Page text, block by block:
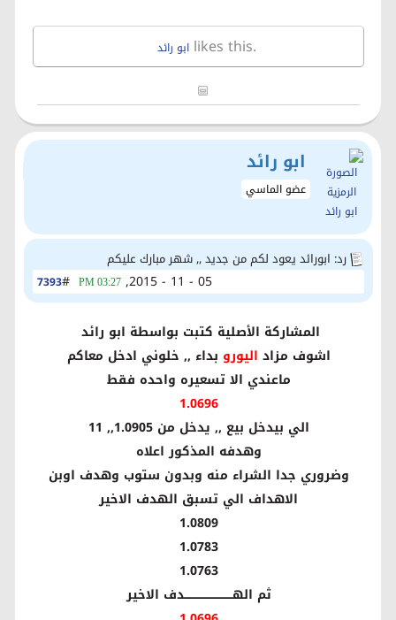
ابو رائدlikes this.
ابو رائد
عضو الماسي
رد: ابورائد يعود لكم من جديد ,, شهر مبارك عليكم
7393# 05 - 11 - 2015,
03:27 PM
المشاركة الأصلية كتبت بواسطة ابو رائد
اشوف مزاد اليورو بداء ,, خلوني ادخل معاكم
ماعندي الا تسعيره واحده فقط
1.0696
الي بيدخل بيع ,, يدخل من 1.0905,, 11
وهدفه المذكور اعلاه
وضروري جدا الشراء منه وبدون ستوب وهدف اوبن
الاهداف الي تسبق الهدف الاخير
1.0809
1.0783
1.0763
ثم الهـــــــــــــــــــــــــــدف الاخير